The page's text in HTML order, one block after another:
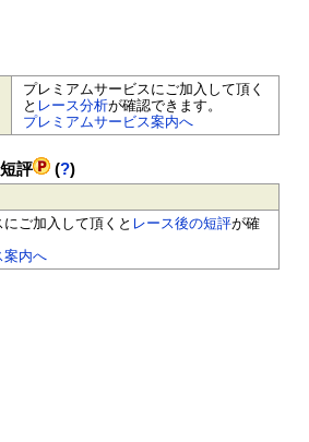
プレミアムサービスにご加入して頂く
と レース分析が確認できます。
プレミアムサービス案内へ
評 (?)
ご加入して頂くと レース後の短評が確
案内へ